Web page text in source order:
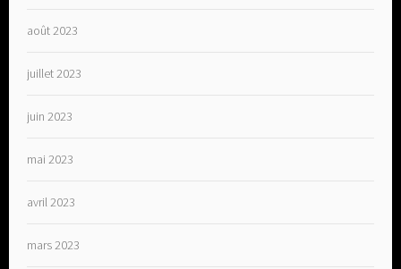
août 2023
juillet 2023
juin 2023
mai 2023
avril 2023
mars 2023